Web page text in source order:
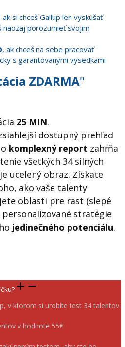
, ak si chceš Gallup len vyskúšať
naozaj porozumieť svojim
, ak chceš na sebe pracovať
s garantovanými výsedkami
ZDARMA"
25 MIN.
dostupný prehľad
komplexný report zahŕňa
všetkých 34 silných
ucelený obraz. Získate
ako vaše talenty
oblasti pre rast (slepé
stratégie
jedinečného potenciálu.
v ktorom si urobíte test 34 talentov
v hodnote 55€